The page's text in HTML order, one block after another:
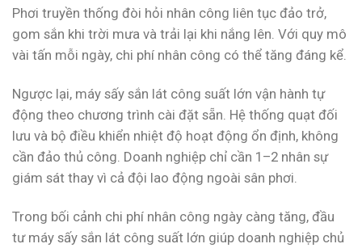
Phơi truyền thống đòi hỏi nhân công liên tục đảo trở,
gom sắn khi trời mưa và trải lại khi nắng lên. Với quy mô
vài tấn mỗi ngày, chi phí nhân công có thể tăng đáng kể.
Ngược lại, máy sấy sắn lát công suất lớn vận hành tự
động theo chương trình cài đặt sẵn. Hệ thống quạt đối
lưu và bộ điều khiển nhiệt độ hoạt động ổn định, không
cần đảo thủ công. Doanh nghiệp chỉ cần 1–2 nhân sự
giám sát thay vì cả đội lao động ngoài sân phơi.
Trong bối cảnh chi phí nhân công ngày càng tăng, đầu
tư máy sấy sắn lát công suất lớn giúp doanh nghiệp chủ